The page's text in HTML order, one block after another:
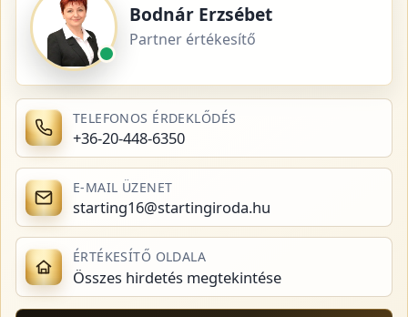
Bodnár Erzsébet
Partner értékesítő
TELEFONOS ÉRDEKLŐDÉS
+36-20-448-6350
E-MAIL ÜZENET
starting16@startingiroda.hu
ÉRTÉKESÍTŐ OLDALA
Összes hirdetés megtekintése